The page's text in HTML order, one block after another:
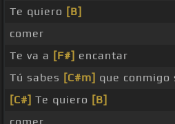
Te quiero [B]
comer
Te va a [F#] encantar
Tú sabes [C#m] que conmigo
[C#] Te quiero [B]